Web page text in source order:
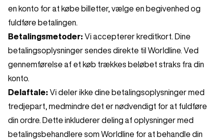
en konto for at købe billetter, vælge en begivenhed og
fuldføre betalingen.
Betalingsmetoder: Vi accepterer kreditkort. Dine
betalingsoplysninger sendes direkte til Worldline. Ved
gennemførelse af et køb trækkes beløbet straks fra din
konto.
Delaftale: Vi deler ikke dine betalingsoplysninger med
tredjepart, medmindre det er nødvendigt for at fuldføre
din ordre. Dette inkluderer deling af oplysninger med
betalingsbehandlere som Worldline for at behandle din